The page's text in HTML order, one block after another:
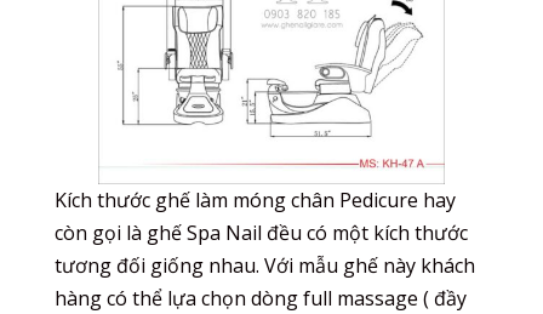
Kích thước ghế làm móng chân Pedicure hay
còn gọi là ghế Spa Nail đều có một kích thước
tương đối giống nhau. Với mẫu ghế này khách
hàng có thể lựa chọn dòng full massage ( đầy